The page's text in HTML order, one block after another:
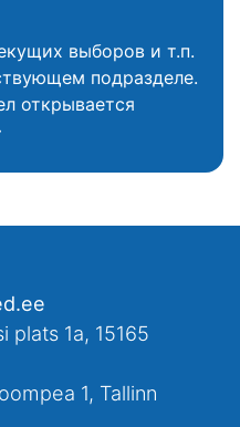
выборов и т.п.
подразделе.
открывается
plats 1a, 15165
1, Tallinn